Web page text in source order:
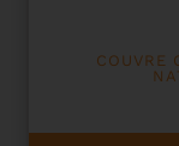
COUVRE